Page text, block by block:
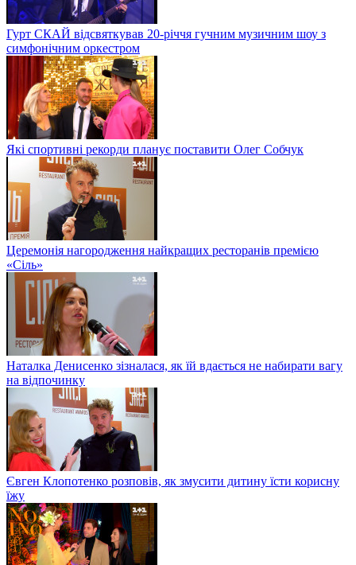
Гурт СКАЙ відсвяткував 20-річчя гучним музичним шоу з
симфонічним оркестром
Які спортивні рекорди планує поставити Олег Собчук
Церемонія нагородження найкращих ресторанів премією
«Сіль»
Наталка Денисенко зізналася, як їй вдається не набирати вагу
на відпочинку
Євген Клопотенко розповів, як змусити дитину їсти корисну
їжу